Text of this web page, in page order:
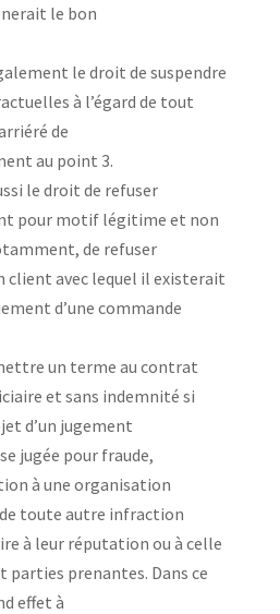
le bon
le droit de suspendre
à l’égard de tout
de
au point 3.
le droit de refuser
pour motif légitime et non
de refuser
client avec lequel il existerait
d’une commande
un terme au contrat
et sans indemnité si
d’un jugement
jugée pour fraude,
à une organisation
toute autre infraction
à leur réputation ou à celle
parties prenantes. Dans ce
effet à